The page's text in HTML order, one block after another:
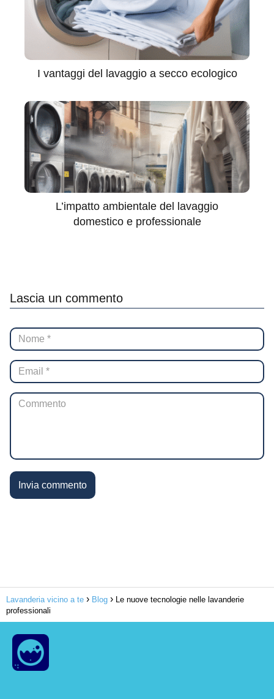
I vantaggi del lavaggio a secco ecologico
L’impatto ambientale del lavaggio
domestico e professionale
Lascia un commento
Lavanderia vicino a te Blog
Le nuove tecnologie nelle lavanderie
professionali